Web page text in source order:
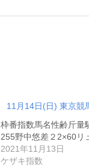
11月14日(日) 東京競
枠番指数馬名性齢斤量
255野中悠差２2×60リ
2021年11月13日
ケザキ指数